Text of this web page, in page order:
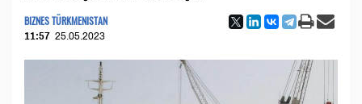
BIZNES TÜRKMENISTAN
11:57 25.05.2023